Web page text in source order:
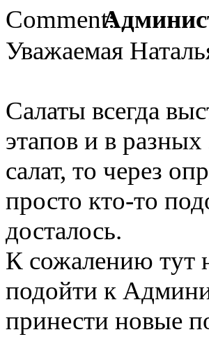
Уважаемая
Салаты всегда
этапов и в
салат, то через
просто кто-то
досталось.
К сожалению тут
подойти к
принести новые